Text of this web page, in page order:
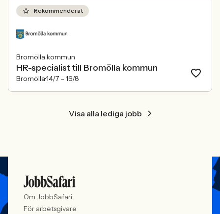
Rekommenderat
Bromölla kommun
HR-specialist till Bromölla kommun
Bromölla14/7 – 16/8
Visa alla lediga jobb
Om JobbSafari
För arbetsgivare